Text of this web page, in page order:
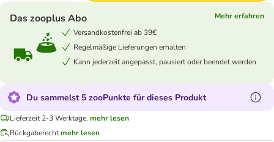
Das zooplus Abo
Mehr erfahren
Versandkostenfrei ab 39€
Regelmäßige Lieferungen erhalten
Kann jederzeit angepasst, pausiert oder beendet werden
Du sammelst 5 zooPunkte für dieses Produkt
Lieferzeit 2-3 Werktage. mehr lesen
Rückgaberechtmehr lesen